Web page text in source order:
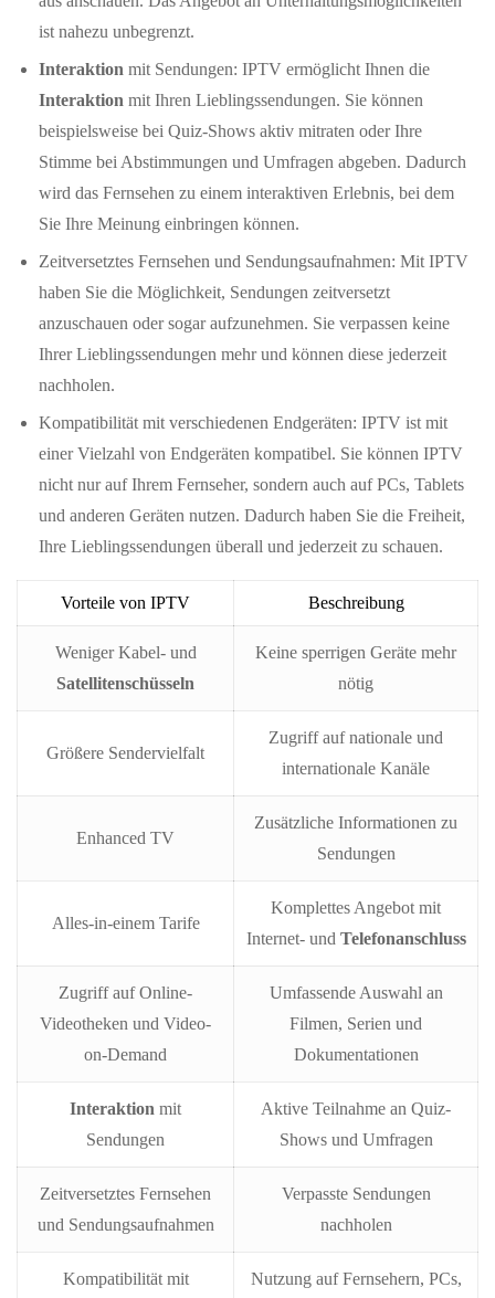
ist nahezu unbegrenzt.
Interaktion mit Sendungen: IPTV ermöglicht Ihnen die
Interaktion mit Ihren Lieblingssendungen. Sie können
beispielsweise bei Quiz-Shows aktiv mitraten oder Ihre
Stimme bei Abstimmungen und Umfragen abgeben. Dadurch
wird das Fernsehen zu einem interaktiven Erlebnis, bei dem
Sie Ihre Meinung einbringen können.
Zeitversetztes Fernsehen und Sendungsaufnahmen: Mit IPTV
haben Sie die Möglichkeit, Sendungen zeitversetzt
anzuschauen oder sogar aufzunehmen. Sie verpassen keine
Ihrer Lieblingssendungen mehr und können diese jederzeit
nachholen.
Kompatibilität mit verschiedenen Endgeräten: IPTV ist mit
einer Vielzahl von Endgeräten kompatibel. Sie können IPTV
nicht nur auf Ihrem Fernseher, sondern auch auf PCs, Tablets
und anderen Geräten nutzen. Dadurch haben Sie die Freiheit,
Ihre Lieblingssendungen überall und jederzeit zu schauen.
Vorteile von IPTV Beschreibung
Weniger Kabel- und
Satellitenschüsseln
Keine sperrigen Geräte mehr
nötig
Größere Sendervielfalt
Zugriff auf nationale und
internationale Kanäle
Enhanced TV
Zusätzliche Informationen zu
Sendungen
Alles-in-einem Tarife
Komplettes Angebot mit
Internet- und Telefonanschluss
Zugriff auf Online-
Videotheken und Video-
on-Demand
Umfassende Auswahl an
Filmen, Serien und
Dokumentationen
Interaktion mit
Sendungen
Aktive Teilnahme an Quiz-
Shows und Umfragen
Zeitversetztes Fernsehen
und Sendungsaufnahmen
Verpasste Sendungen
nachholen
Kompatibilität mit
Nutzung auf Fernsehern, PCs,